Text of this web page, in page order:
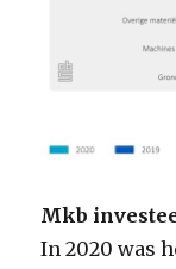
Mkb
In 2020 was